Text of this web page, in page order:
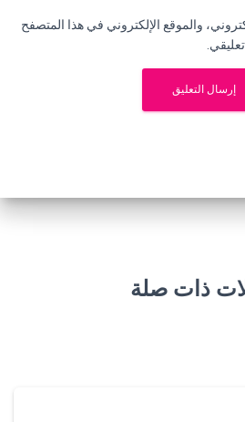
والموقع الإلكتروني في هذا المتصفح
ذات صلة